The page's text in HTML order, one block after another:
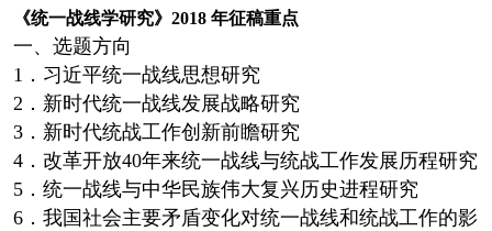
《统一战线学研究》2018 年征稿重点
一、选题方向
1．习近平统一战线思想研究
2．新时代统一战线发展战略研究
3．新时代统战工作创新前瞻研究
4．改革开放40年来统一战线与统战工作发展历程研究
5．统一战线与中华民族伟大复兴历史进程研究
6．我国社会主要矛盾变化对统一战线和统战工作的影